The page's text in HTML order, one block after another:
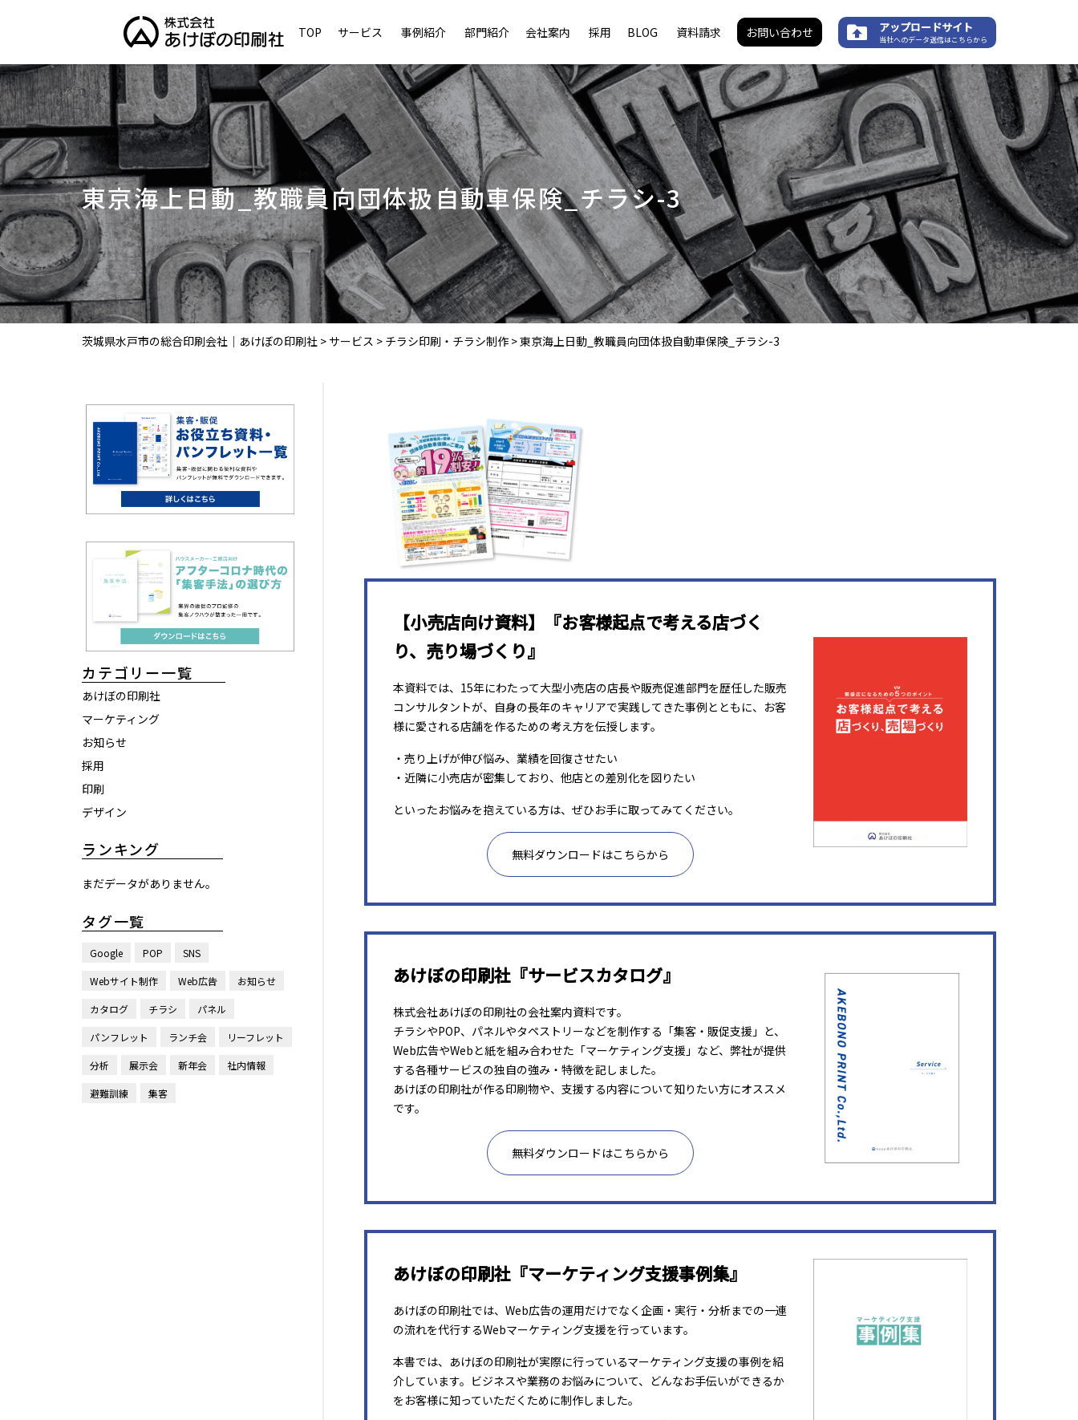
TOP サービス 事例紹介 部門紹介 会社案内 採用 BLOG 資料請求 お問い合わせ アップロードサイト
当社へのデータ送信はこちらから
東京海上日動_教職員向団体扱自動車保険_チラシ-3
茨城県水戸市の総合印刷会社｜あけぼの印刷社 > サービス > チラシ印刷・チラシ制作 >東京海上日動_教職員向団体扱自動車保険_チラシ-3
カテゴリー一覧
あけぼの印刷社
マーケティング
お知らせ
採用
印刷
デザイン
ランキング
まだデータがありません。
タグ一覧
Google POP SNS
Webサイト制作 Web広告 お知らせ
カタログ チラシ パネル
パンフレット ランチ会 リーフレット
分析 展示会 新年会 社内情報
避難訓練 集客
【小売店向け資料】『お客様起点で考える店づく
り、売り場づくり』
本資料では、15年にわたって大型小売店の店長や販売促進部門を歴任した販売
コンサルタントが、自身の長年のキャリアで実践してきた事例とともに、お客
様に愛される店舗を作るための考え方を伝授します。
・売り上げが伸び悩み、業績を回復させたい
・近隣に小売店が密集しており、他店との差別化を図りたい
といったお悩みを抱えている方は、ぜひお手に取ってみてください。
無料ダウンロードはこちらから
あけぼの印刷社『サービスカタログ』
株式会社あけぼの印刷社の会社案内資料です。
チラシやPOP、パネルやタペストリーなどを制作する「集客・販促支援」と、
Web広告やWebと紙を組み合わせた「マーケティング支援」など、弊社が提供
する各種サービスの独自の強み・特徴を記しました。
あけぼの印刷社が作る印刷物や、支援する内容について知りたい方にオススメ
です。
無料ダウンロードはこちらから
あけぼの印刷社『マーケティング支援事例集』
あけぼの印刷社では、Web広告の運用だけでなく企画・実行・分析までの一連
の流れを代行するWebマーケティング支援を行っています。
本書では、あけぼの印刷社が実際に行っているマーケティング支援の事例を紹
介しています。ビジネスや業務のお悩みについて、どんなお手伝いができるか
をお客様に知っていただくために制作しました。